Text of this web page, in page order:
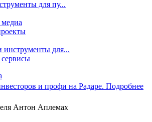
для пу...
для...
и профи на Радаре. Подробнее